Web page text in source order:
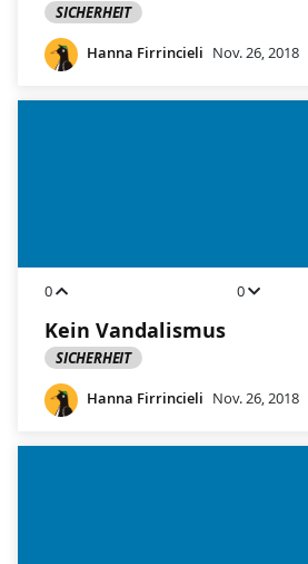
SICHERHEIT
Hanna Firrincieli Nov. 26, 2018
0 0
Kein Vandalismus
SICHERHEIT
Hanna Firrincieli Nov. 26, 2018